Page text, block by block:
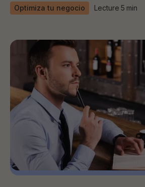
Optimiza tu negocio Lecture 5 min